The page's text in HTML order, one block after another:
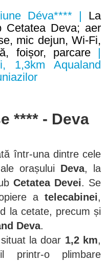
Déva**** | La
Cetatea Deva; aer
mic dejun, Wi-Fi,
foișor, parcare|
1,3km Aqualand
**** - Deva
într-una dintre cele
orașului Deva, la
Cetatea Devei. Se
a telecabinei,
la cetate, precum și
Deva.
la doar 1,2 km,
printr-o plimbare